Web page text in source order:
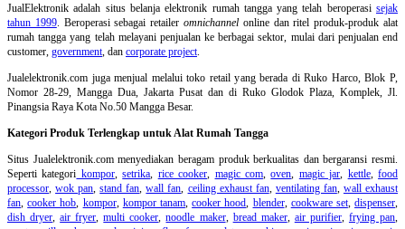
JualElektronik adalah situs belanja elektronik rumah tanggayang telah beroperasisejak
tahun 1999. Beroperasi sebagai retaileromnichannel online dan ritel produk-produk alat
rumah tangga yang telah melayani penjualan ke berbagai sektor, mulai dari penjualan end
customer, government, dan corporate project.
Jualelektronik.com juga menjual melalui toko retail yang berada di Ruko Harco, Blok P,
Nomor 28-29, Mangga Dua, Jakarta Pusat dan di Ruko Glodok Plaza, Komplek, Jl.
Pinangsia Raya Kota No.50 Mangga Besar.
Kategori Produk Terlengkap untuk Alat Rumah Tangga
Situs Jualelektronik.com menyediakan beragam produk berkualitas dan bergaransi resmi.
Seperti kategori kompor,setrika, rice cooker, magic com,oven, magic jar, kettle,food
processor,wok pan,stand fan,wall fan, ceiling exhaust fan, ventilating fan, wall exhaust
fan,cooker hob, kompor, kompor tanam,cooker hood, blender, cookware set,dispenser,
dish dryer,air fryer,multi cooker,noodle maker, bread maker, air purifier, frying pan,